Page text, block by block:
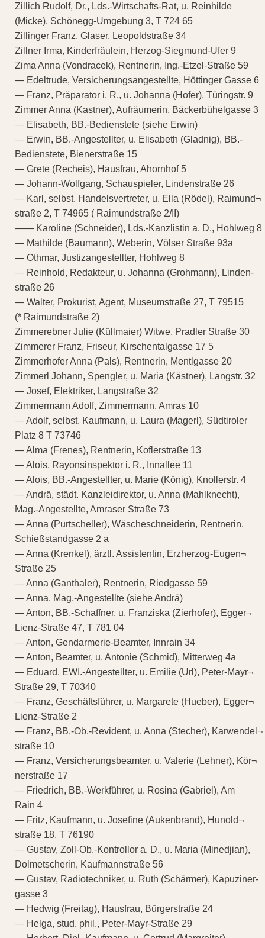
Zillich Rudolf, Dr., Lds.-Wirtschafts-Rat, u. Reinhilde
(Micke), Schönegg-Umgebung 3, T 724 65
Zillinger Franz, Glaser, Leopoldstraße 34
Zillner Irma, Kinderfräulein, Herzog-Siegmund-Ufer 9
Zima Anna (Vondracek), Rentnerin, Ing.-Etzel-Straße 59
— Edeltrude, Versicherungsangestellte, Höttinger Gasse 6
— Franz, Präparator i. R., u. Johanna (Hofer), Türingstr. 9
Zimmer Anna (Kastner), Aufräumerin, Bäckerbühelgasse 3
— Elisabeth, BB.-Bedienstete (siehe Erwin)
— Erwin, BB.-Angestellter, u. Elisabeth (Gladnig), BB.-
Bedienstete, Bienerstraße 15
— Grete (Recheis), Hausfrau, Ahornhof 5
— Johann-Wolfgang, Schauspieler, Lindenstraße 26
— Karl, selbst. Handelsvertreter, u. Ella (Rödel), Raimund¬
straße 2, T 74965 ( Raimundstraße 2/II)
—— Karoline (Schneider), Lds.-Kanzlistin a. D., Hohlweg 8
— Mathilde (Baumann), Weberin, Völser Straße 93a
— Othmar, Justizangestellter, Hohlweg 8
— Reinhold, Redakteur, u. Johanna (Grohmann), Linden-
straße 26
— Walter, Prokurist, Agent, Museumstraße 27, T 79515
(* Raimundstraße 2)
Zimmerebner Julie (Küllmaier) Witwe, Pradler Straße 30
Zimmerer Franz, Friseur, Kirschentalgasse 17 5
Zimmerhofer Anna (Pals), Rentnerin, Mentlgasse 20
Zimmerl Johann, Spengler, u. Maria (Kästner), Langstr. 32
— Josef, Elektriker, Langstraße 32
Zimmermann Adolf, Zimmermann, Amras 10
— Adolf, selbst. Kaufmann, u. Laura (Magerl), Südtiroler
Platz 8 T 73746
— Alma (Frenes), Rentnerin, Koflerstraße 13
— Alois, Rayonsinspektor i. R., Innallee 11
— Alois, BB.-Angestellter, u. Marie (König), Knollerstr. 4
— Andrä, städt. Kanzleidirektor, u. Anna (Mahlknecht),
Mag.-Angestellte, Amraser Straße 73
— Anna (Purtscheller), Wäscheschneiderin, Rentnerin,
Schießstandgasse 2 a
— Anna (Krenkel), ärztl. Assistentin, Erzherzog-Eugen¬
Straße 25
— Anna (Ganthaler), Rentnerin, Riedgasse 59
— Anna, Mag.-Angestellte (siehe Andrä)
— Anton, BB.-Schaffner, u. Franziska (Zierhofer), Egger¬
Lienz-Straße 47, T 781 04
— Anton, Gendarmerie-Beamter, Innrain 34
— Anton, Beamter, u. Antonie (Schmid), Mitterweg 4a
— Eduard, EWI.-Angestellter, u. Emilie (Url), Peter-Mayr¬
Straße 29, T 70340
— Franz, Geschäftsführer, u. Margarete (Hueber), Egger¬
Lienz-Straße 2
— Franz, BB.-Ob.-Revident, u. Anna (Stecher), Karwendel¬
straße 10
— Franz, Versicherungsbeamter, u. Valerie (Lehner), Kör¬
nerstraße 17
— Friedrich, BB.-Werkführer, u. Rosina (Gabriel), Am
Rain 4
— Fritz, Kaufmann, u. Josefine (Aukenbrand), Hunold¬
straße 18, T 76190
— Gustav, Zoll-Ob.-Kontrollor a. D., u. Maria (Minedjian),
Dolmetscherin, Kaufmannstraße 56
— Gustav, Radiotechniker, u. Ruth (Schärmer), Kapuziner-
gasse 3
— Hedwig (Freitag), Hausfrau, Bürgerstraße 24
— Helga, stud. phil., Peter-Mayr-Straße 29